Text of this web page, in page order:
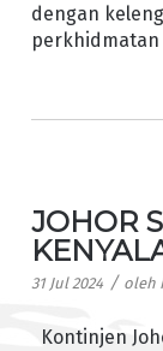
dengan
JOHOR
31 Jul 2024 / oleh
Kontinjen